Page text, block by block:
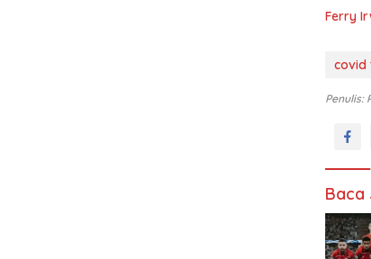
Ferry
covid
Penulis:
Baca